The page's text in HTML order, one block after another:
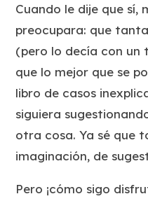
Cuando le dije que sí,
preocupara: que
(pero lo decía con un
que lo mejor que se
libro de casos
siguiera
otra cosa. Ya sé que
imaginación, de
Pero ¡cómo sigo